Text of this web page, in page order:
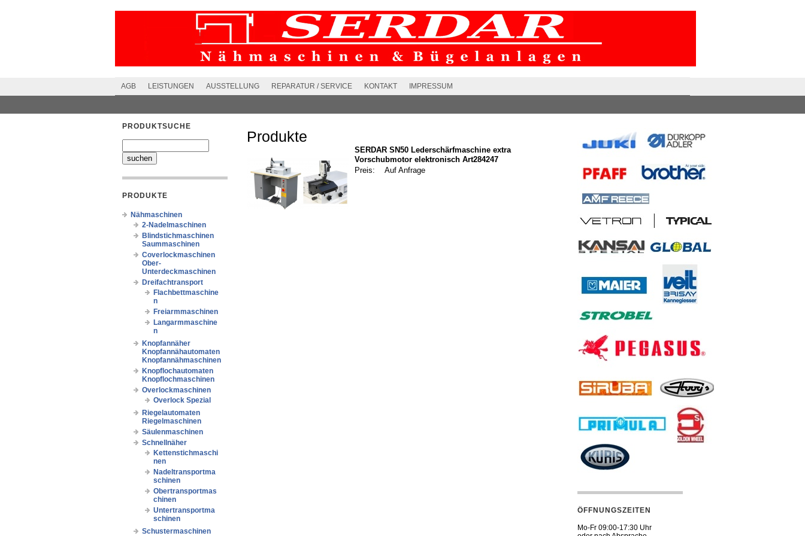
AGB LEISTUNGEN AUSSTELLUNG REPARATUR / SERVICE KONTAKT IMPRESSUM
PRODUKTSUCHE
PRODUKTE
Nähmaschinen
2-Nadelmaschinen
Blindstichmaschinen
Saummaschinen
Coverlockmaschinen
Ober-
Unterdeckmaschinen
Dreifachtransport
Flachbettmaschine
n
Freiarmmaschinen
Langarmmaschine
n
Knopfannäher
Knopfannähautomaten
Knopfannähmaschinen
Knopflochautomaten
Knopflochmaschinen
Overlockmaschinen
Overlock Spezial
Riegelautomaten
Riegelmaschinen
Säulenmaschinen
Schnellnäher
Kettenstichmaschi
nen
Nadeltransportma
schinen
Obertransportmas
chinen
Untertransportma
schinen
Schustermaschinen
Produkte
SERDAR SN50 Lederschärfmaschine extra
Vorschubmotor elektronisch Art284247
Auf Anfrage
Preis:
ÖFFNUNGSZEITEN
Mo-Fr 09:00-17:30 Uhr